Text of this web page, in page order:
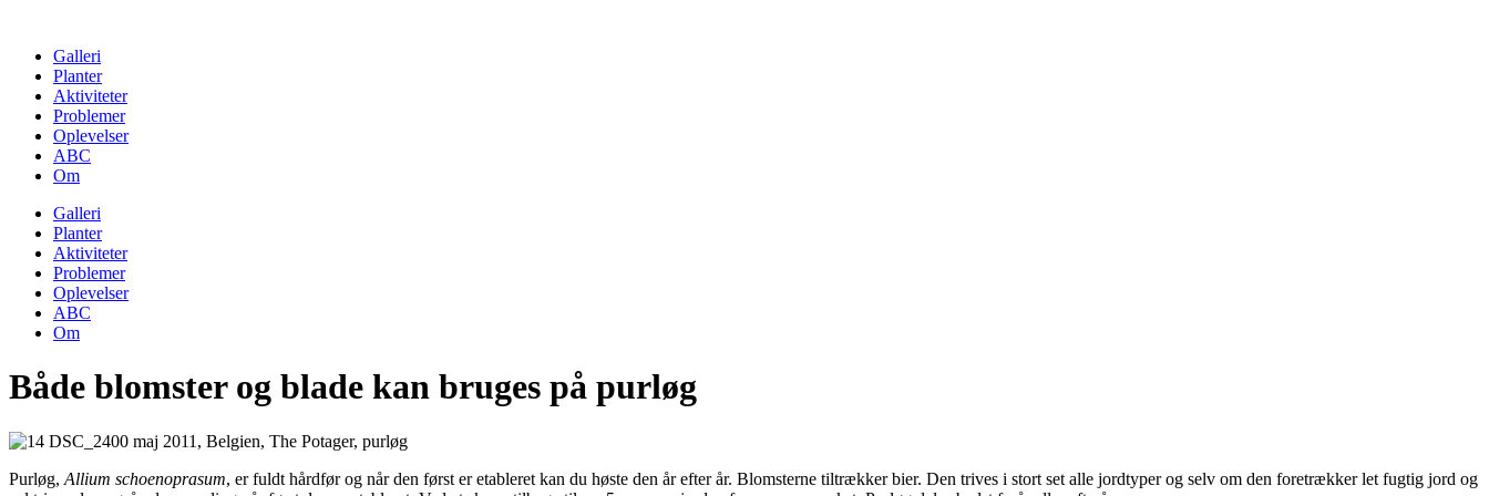
contentGalleri
Planter
Aktiviteter
Problemer
Oplevelser
ABC
Om
Galleri
Planter
Aktiviteter
Problemer
Oplevelser
ABC
Om
Både blomster og blade kan bruges på purløg
Purløg, Allium schoenoprasum, er fuldt hårdfør og når den først er etableret kan du høste den år efter år. Blomsterne tiltrækker bier. Den trives i stort set alle jordtyper og selv om den foretrækker let fugtig jord og